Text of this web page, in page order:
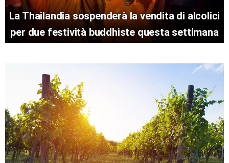
La Thailandia sospenderà la vendita di alcolici
per due festività buddhiste questa settimana